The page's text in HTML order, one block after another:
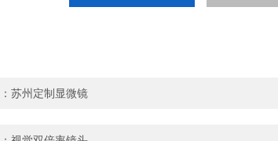
苏州定制显微镜